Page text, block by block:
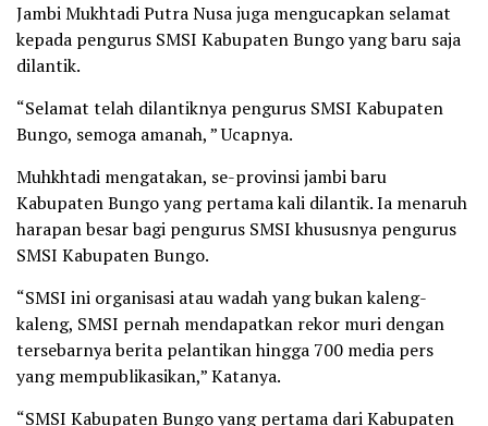
Jambi Mukhtadi Putra Nusa juga mengucapkan selamat
kepada pengurus SMSI Kabupaten Bungo yang baru saja
dilantik.
“Selamat telah dilantiknya pengurus SMSI Kabupaten
Bungo, semoga amanah, ” Ucapnya.
Muhkhtadi mengatakan, se-provinsi jambi baru
Kabupaten Bungo yang pertama kali dilantik. Ia menaruh
harapan besar bagi pengurus SMSI khususnya pengurus
SMSI Kabupaten Bungo.
“SMSI ini organisasi atau wadah yang bukan kaleng-
kaleng, SMSI pernah mendapatkan rekor muri dengan
tersebarnya berita pelantikan hingga 700 media pers
yang mempublikasikan,” Katanya.
“SMSI Kabupaten Bungo yang pertama dari Kabupaten